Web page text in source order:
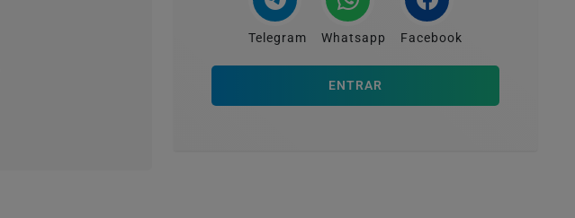
Telegram Whatsapp Facebook
ENTRAR